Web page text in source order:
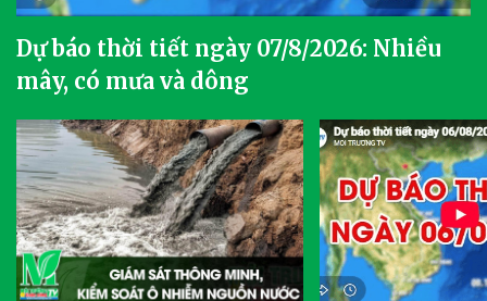
Dự báo thời tiết ngày 07/8/2026: Nhiều
mây, có mưa và dông